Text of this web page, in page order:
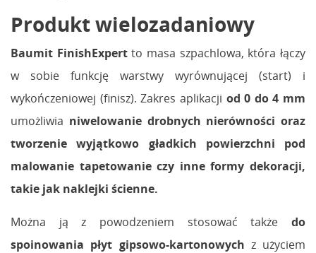
Produkt wielozadaniowy
Baumit FinishExpertto masa szpachlowa, która łączy
w sobie funkcję warstwy wyrównującej (start) i
wykończeniowej (finisz). Zakres aplikacji od 0 do 4 mm
umożliwia niwelowanie drobnych nierówności oraz
tworzenie wyjątkowo gładkich powierzchni pod
malowanie tapetowanie czy inne formy dekoracji,
takie jak naklejki ścienne.
Można ją z powodzeniem stosować także do
spoinowania płyt gipsowo-kartonowych z użyciem